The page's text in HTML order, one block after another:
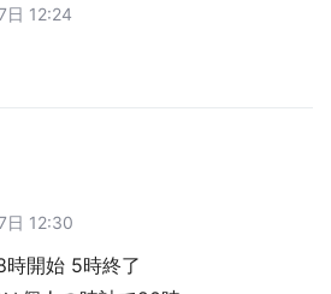
日 12:24
日 12:30
開始 5時終了